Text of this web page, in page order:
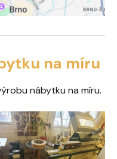
na míru
nábytku na míru.